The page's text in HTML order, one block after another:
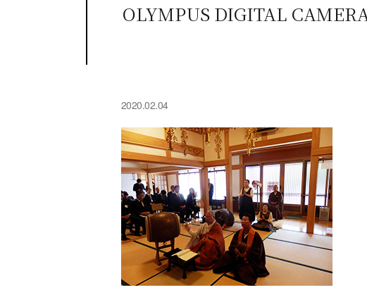
OLYMPUS DIGITAL
2020.02.04